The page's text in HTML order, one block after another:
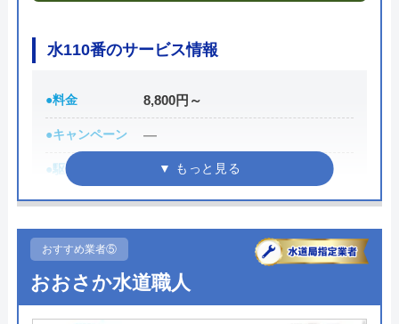
ちなみに、電話で連絡した際に「サイトを見た」と
伝えると作業料金が2,000円割引になるWEB割があ
公式サイトで
今すぐ電話で相談する
0120-221-611
水110番のサービス情報
●料金 8,800円～
●キャンペーン ―
●駆けつけ時間 最短30分
●受付時間 24時間
●定休日
●出張見積もり 出張見積もり無料
●支払い方法 現金、クレジットカード
おすすめ業者⑤
おおさか水道職人